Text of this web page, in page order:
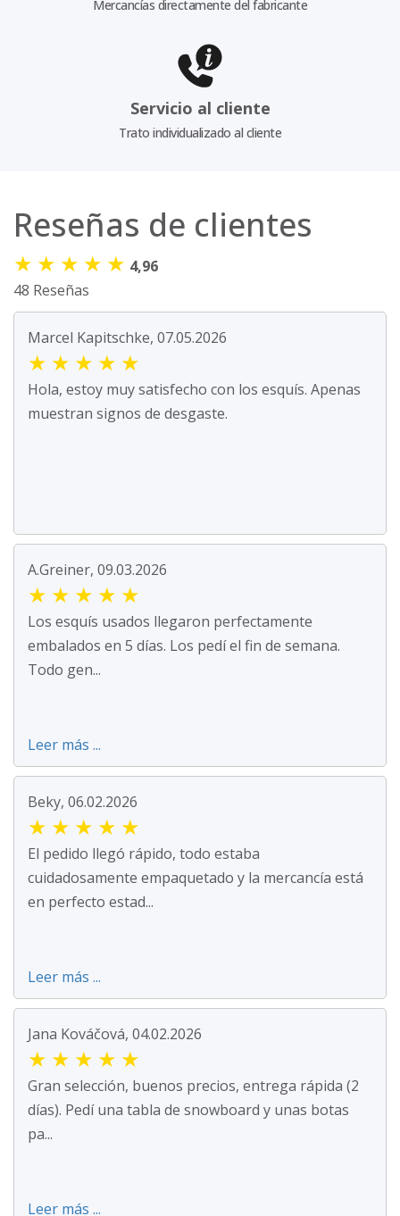
Mercancías directamente del fabricante
Servicio al cliente
Trato individualizado al cliente
Reseñas de clientes
★ ★ ★ ★ ★ 4,96
48 Reseñas
Marcel Kapitschke, 07.05.2026
★ ★ ★ ★ ★
Hola, estoy muy satisfecho con los esquís. Apenas
muestran signos de desgaste.
A.Greiner, 09.03.2026
★ ★ ★ ★ ★
Los esquís usados llegaron perfectamente
embalados en 5 días. Los pedí el fin de semana.
Todo gen...
Leer más ...
Beky, 06.02.2026
★ ★ ★ ★ ★
El pedido llegó rápido, todo estaba
cuidadosamente empaquetado y la mercancía está
en perfecto estad...
Leer más ...
Jana Kováčová, 04.02.2026
★ ★ ★ ★ ★
Gran selección, buenos precios, entrega rápida (2
días). Pedí una tabla de snowboard y unas botas
pa...
Leer más ...